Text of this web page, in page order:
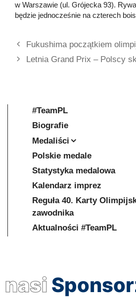
w Warszawie (ul. Grójecka 93).
będzie jednocześnie na czterech
Fukushima początkiem
Letnia Grand Prix – Polscy
#TeamPL
Biografie
Medaliści
Polskie medale
Statystyka medalowa
Kalendarz imprez
Reguła 40. Karty
zawodnika
Aktualności #TeamPL
nasi